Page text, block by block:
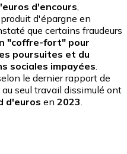
d'encours,
d'épargne en
que certains fraudeurs
"coffre-fort" pour
poursuites et du
sociales impayées.
le dernier rapport de
seul travail dissimulé ont
d'euros en 2023.